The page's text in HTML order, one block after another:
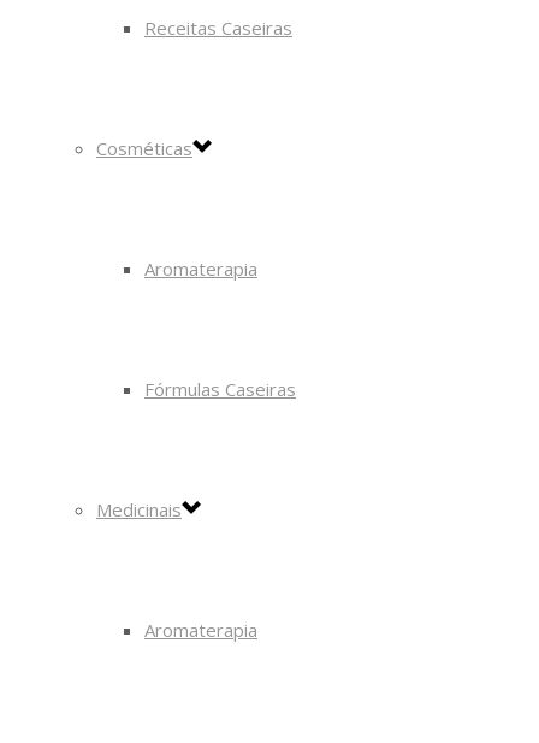
Receitas Caseiras
Cosméticas
Aromaterapia
Fórmulas Caseiras
Medicinais
Aromaterapia